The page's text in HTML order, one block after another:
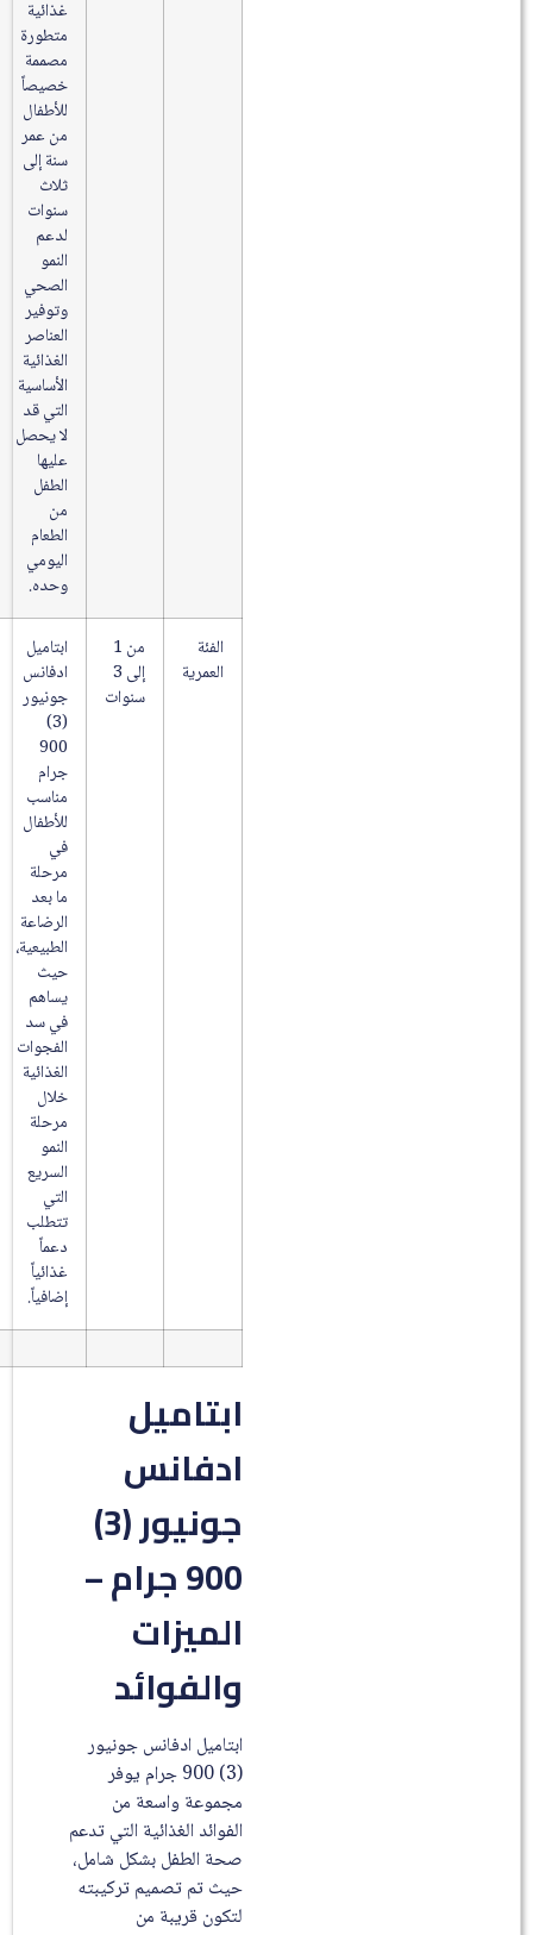
غذائية
متطورة
مصممة
خصيصاً
للأطفال
من عمر
سنة إلى
ثلاث
سنوات
لدعم
النمو
الصحي
وتوفير
العناصر
الغذائية
الأساسية
التي قد
لا يحصل
عليها
الطفل
من
الطعام
اليومي
وحده.
الفئة
العمرية
من 1
إلى 3
سنوات
ابتاميل
ادفانس
جونيور
(3)
900
جرام
مناسب
للأطفال
في
مرحلة
ما بعد
الرضاعة
الطبيعية،
حيث
يساهم
في سد
الفجوات
الغذائية
خلال
مرحلة
النمو
السريع
التي
تتطلب
دعماً
غذائياً
إضافياً.
ابتاميل
ادفانس
جونيور (3)
900 جرام –
الميزات
والفوائد
ابتاميل ادفانس جونيور
(3) 900 جرام يوفر
مجموعة واسعة من
الفوائد الغذائية التي تدعم
صحة الطفل بشكل شامل،
حيث تم تصميم تركيبته
لتكون قريبة من